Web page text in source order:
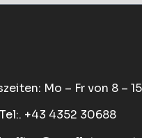
Mo – Fr von 8 –
Tel:. +43 4352 30688